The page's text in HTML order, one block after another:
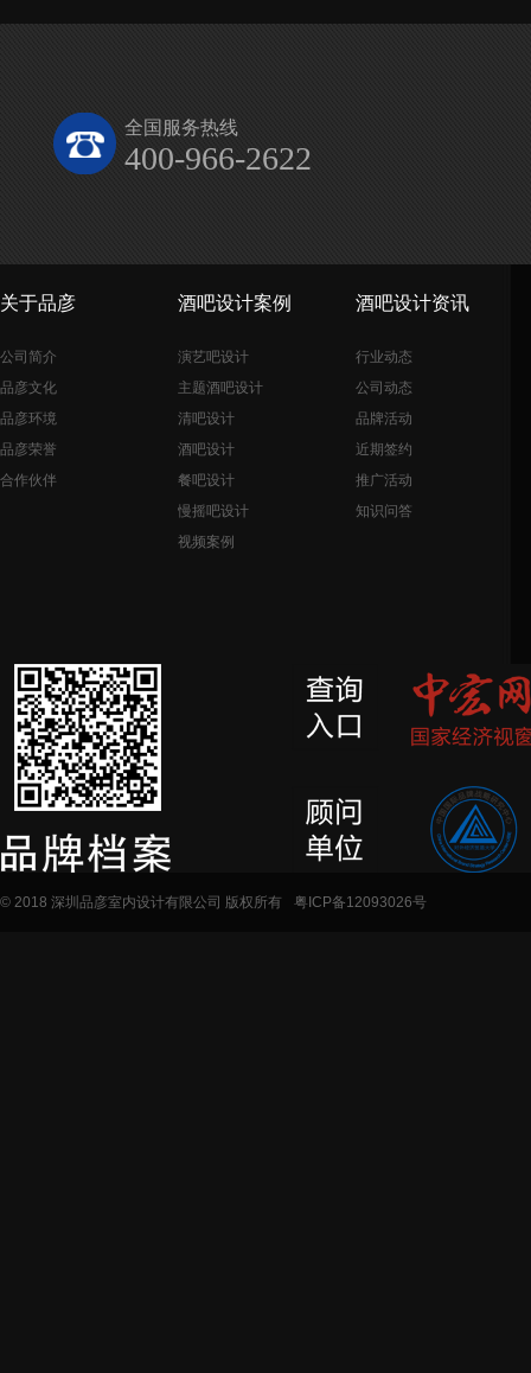
全国服务热线
400-966-2622
关于品彦
公司简介
品彦文化
品彦环境
品彦荣誉
合作伙伴
酒吧设计案例
演艺吧设计
主题酒吧设计
清吧设计
酒吧设计
餐吧设计
慢摇吧设计
视频案例
酒吧设计资讯
行业动态
公司动态
品牌活动
近期签约
推广活动
知识问答
© 2018 深圳品彦室内设计有限公司 版权所有 粤ICP备12093026号